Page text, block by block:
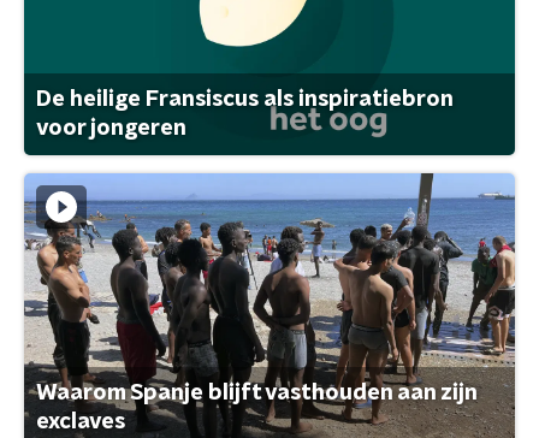
De heilige Fransiscus als inspiratiebron
voor jongeren
Waarom Spanje blijft vasthouden aan zijn
exclaves